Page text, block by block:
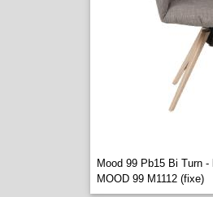
Mood 99 Pb15 Bi Turn -
MOOD 99 M1112 (fixe)